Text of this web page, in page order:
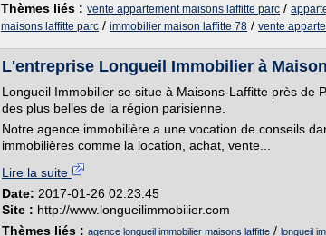
Thèmes liés : vente appartement maisons laffitte parc /
maisons laffitte parc / immobilier maison laffitte 78 / vente
L'entreprise Longueil Immobilier à
Longueil Immobilier se situe à Maisons-Laffitte près de
des plus belles de la région parisienne.
Notre agence immobilière a une vocation de conseils
immobilières comme la location, achat, vente...
Lire la suite
Date: 2017-01-26 02:23:45
Site : http://www.longueilimmobilier.com
Thèmes liés : agence longueil immobilier maisons laffitte / longueil